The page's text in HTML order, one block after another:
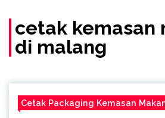
cetak kemasan
di malang
Cetak Packaging Kemasan